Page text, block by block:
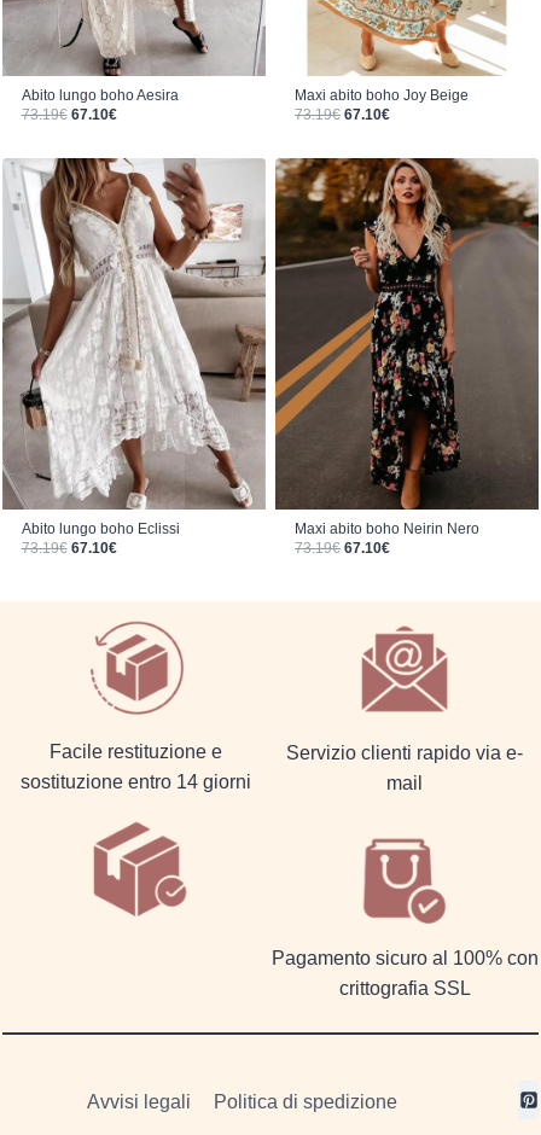
Abito lungo boho Aesira
73.19€ Il prezzo originale era: 73.19€.
67.10€Il prezzo attuale è: 67.10€.
Maxi abito boho Joy Beige
73.19€ Il prezzo originale era: 73.19€.
67.10€Il prezzo attuale è: 67.10€.
Abito lungo boho Eclissi
73.19€ Il prezzo originale era: 73.19€.
67.10€Il prezzo attuale è: 67.10€.
Maxi abito boho Neirin Nero
73.19€ Il prezzo originale era: 73.19€.
67.10€Il prezzo attuale è: 67.10€.
Facile restituzione e
sostituzione entro 14 giorni
Servizio clienti rapido via e-
mail
Pagamento sicuro al 100% con
crittografia SSL
Avvisi legali Politica di spedizione